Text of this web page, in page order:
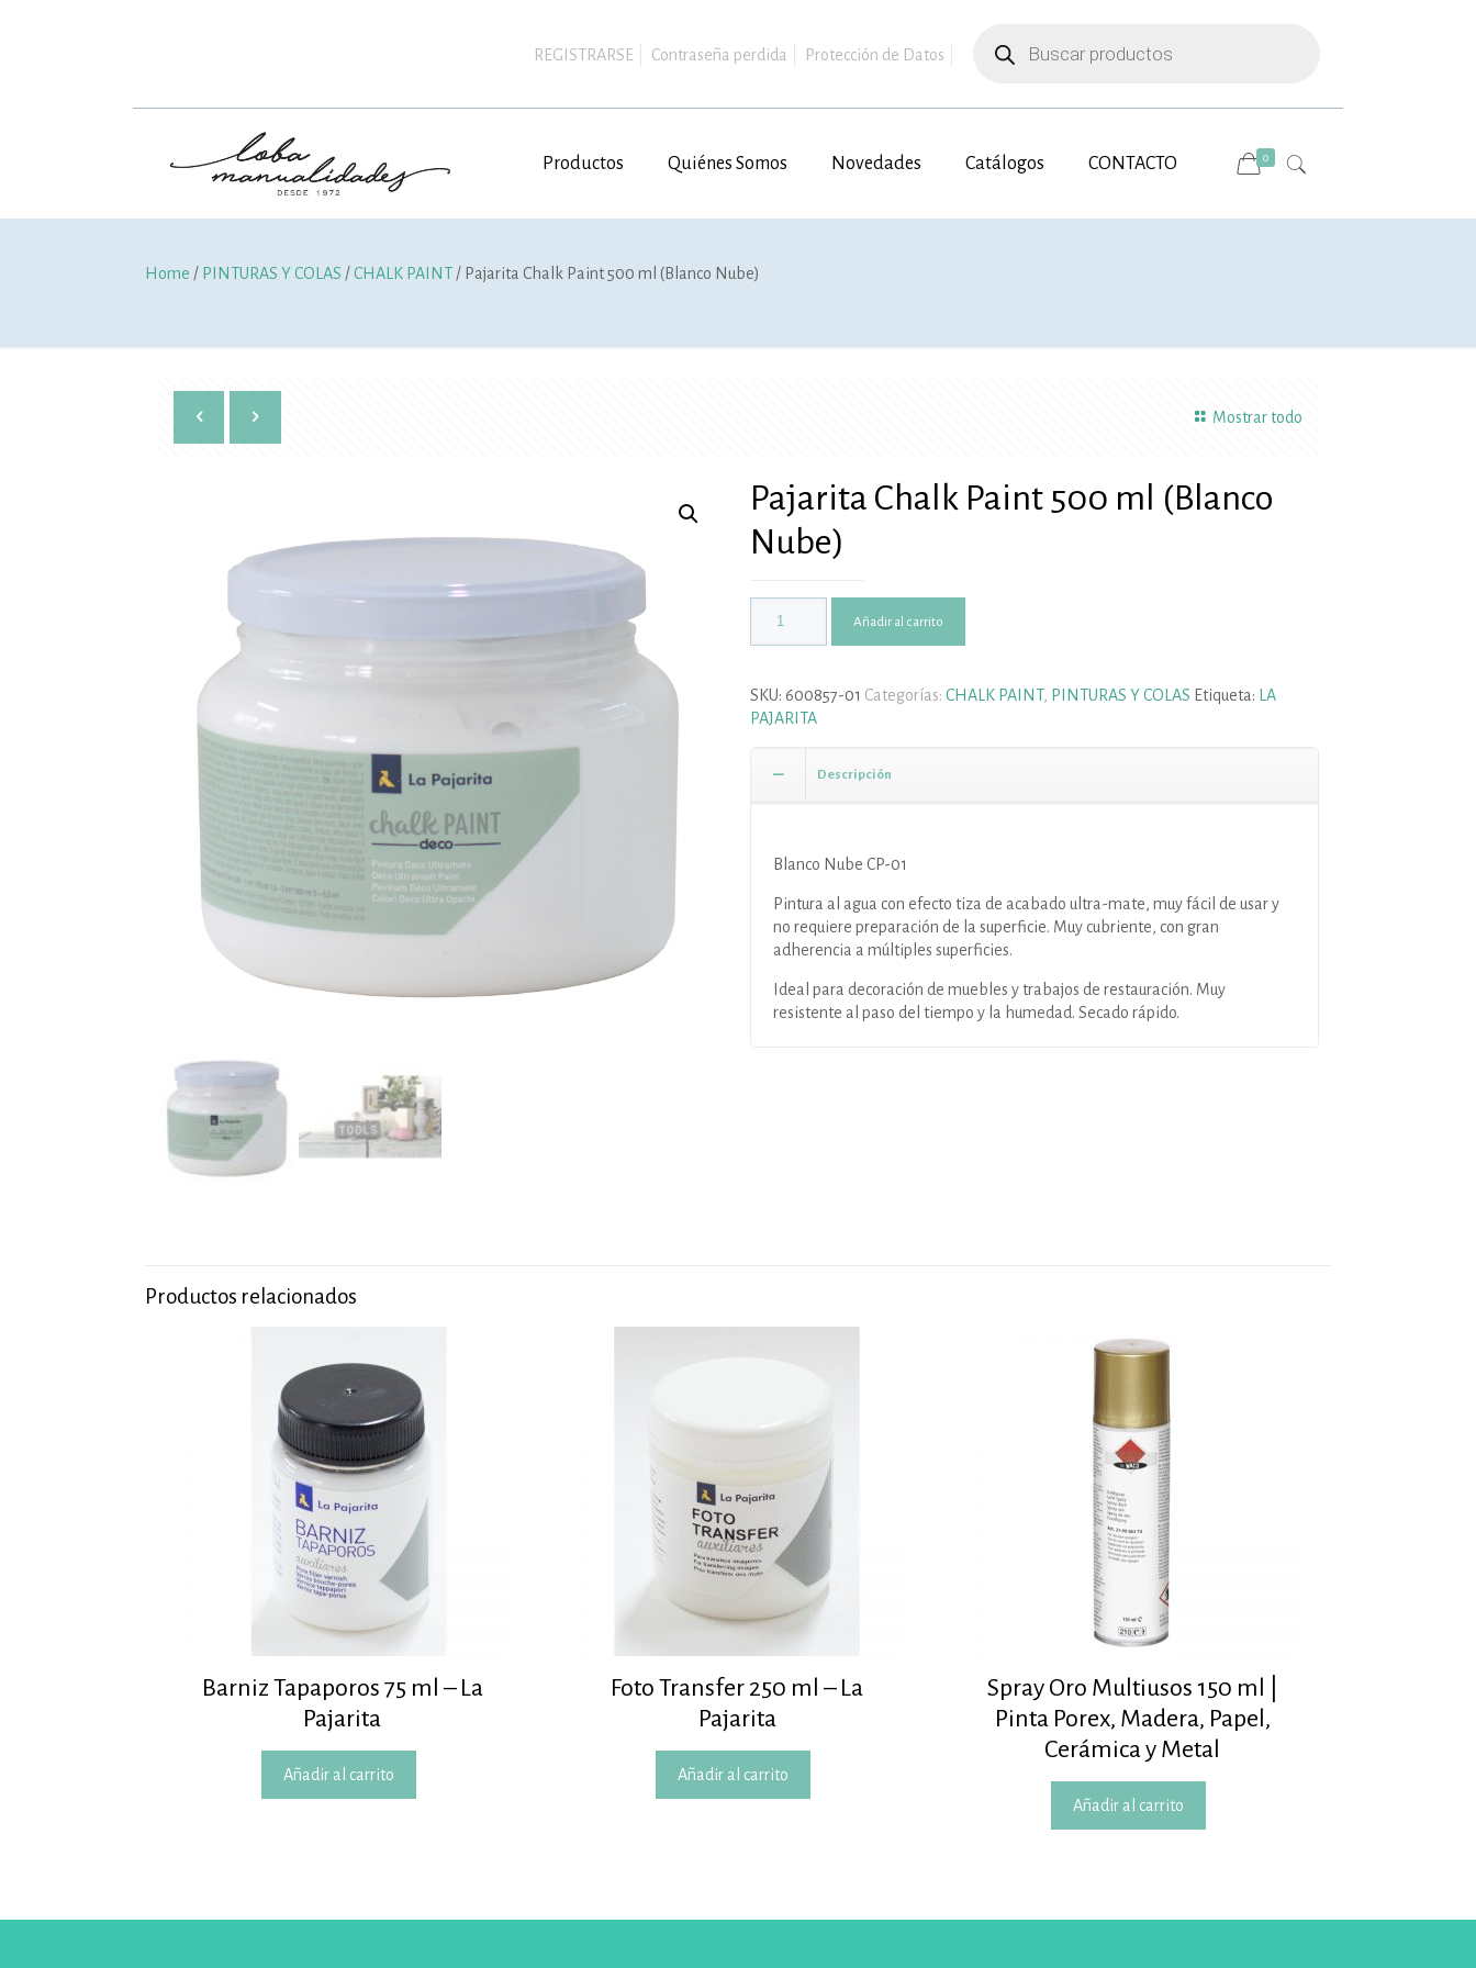
REGISTRARSE Contraseña perdida Protección de Datos
productos
Productos Quiénes Somos Novedades Catálogos CONTACTO 0
Home / PINTURAS Y COLAS /CHALK PAINT / Pajarita Chalk Paint 500 ml (Blanco Nube)
Mostrar todo
Pajarita Chalk Paint 500 ml (Blanco
Nube)
Añadir al carrito
SKU: 600857-01 Categorías: CHALK PAINT, PINTURAS Y COLAS Etiqueta:
LA
PAJARITA
Descripción
Blanco Nube CP-01
Pintura al agua con efecto tiza de acabado ultra-mate, muy fácil de usar y
no requiere preparación de la superficie. Muy cubriente, con gran
adherencia a múltiples superficies.
Ideal para decoración de muebles y trabajos de restauración. Muy
resistente al paso del tiempo y la humedad. Secado rápido.
Productos relacionados
Barniz Tapaporos 75 ml – La
Pajarita
Añadir al carrito
Foto Transfer 250 ml – La
Pajarita
Añadir al carrito
Spray Oro Multiusos 150 ml |
Pinta Porex, Madera, Papel,
Cerámica y Metal
Añadir al carrito